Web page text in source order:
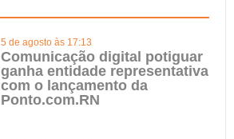
5 de agosto às 17:13
Comunicação digital potiguar
ganha entidade representativa
com o lançamento da
Ponto.com.RN